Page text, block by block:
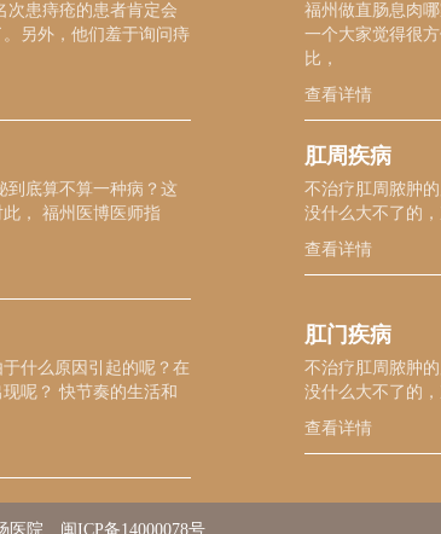
次患痔疮的患者肯定会
另外，他们羞于询问痔
福州做直肠息肉
一个大家觉得很
比，
查看详情
到底算不算一种病？这
， 福州医博医师指
肛周疾病
不治疗肛周脓肿
没什么大不了的
查看详情
什么原因引起的呢？在
呢？ 快节奏的生活和
肛门疾病
不治疗肛周脓肿
没什么大不了的
查看详情
医院 闽ICP备14000078号